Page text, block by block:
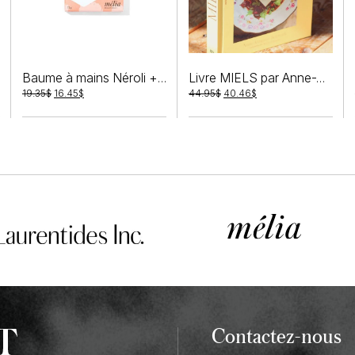
Baume à mains Néroli + Ylang-ylang
19.35$ Le
initial
16.45$
actuel
Livre MIELS par Anne-Virginie Schmidt
44.95$ Le
initial
40.46$
actuel
Contactez-nous